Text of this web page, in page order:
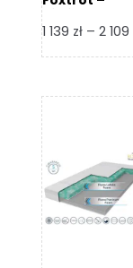
1 139 zł – 2 109